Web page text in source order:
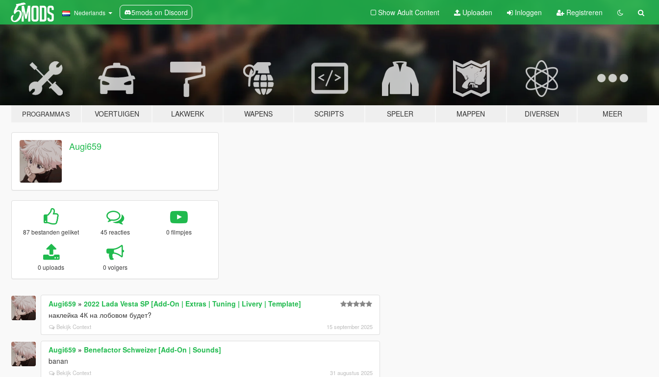
Nederlands 5mods on Discord Show Adult Content Uploaden Inloggen Registreren
PROGRAMMA'S VOERTUIGEN LAKWERK WAPENS SCRIPTS SPELER MAPPEN DIVERSEN MEER
Augi659
87 bestanden geliket 45 reacties 0 filmpjes
0 uploads 0 volgers
Augi659» 2022 Lada Vesta SP [Add-On | Extras | Tuning | Livery | Template]
наклейка 4К на лобовом будет?
Bekijk Context 15 september 2025
Augi659» Benefactor Schweizer [Add-On | Sounds]
banan
Bekijk Context 31 augustus 2025